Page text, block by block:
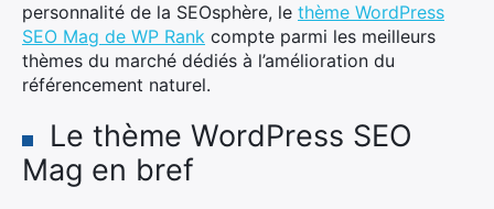
personnalité de la SEOsphère, le thème WordPress
SEO Mag de WP Rank compte parmi les meilleurs
thèmes du marché dédiés à l’amélioration du
référencement naturel.
Le thème WordPress SEO
Mag en bref